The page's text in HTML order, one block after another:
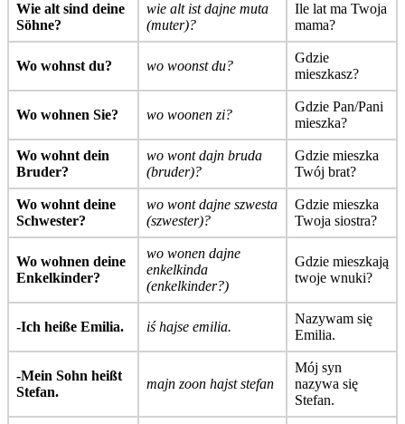
Wie alt sind deine
Söhne?
wie alt ist dajne muta
(muter)?
Ile lat ma Twoja
mama?
Wo wohnst du? wo woonst du?
Gdzie
mieszkasz?
Wo wohnen Sie? wo woonen zi?
Gdzie Pan/Pani
mieszka?
Wo wohnt dein
Bruder?
wo wont dajn bruda
(bruder)?
Gdzie mieszka
Twój brat?
Wo wohnt deine
Schwester?
wo wont dajne szwesta
(szwester)?
Gdzie mieszka
Twoja siostra?
Wo wohnen deine
Enkelkinder?
wo wonen dajne
enkelkinda
(enkelkinder?)
Gdzie mieszkają
twoje wnuki?
-Ich heiße Emilia. iś hajse emilia.
Nazywam się
Emilia.
-Mein Sohn heißt
Stefan.
majn zoon hajst stefan
Mój syn
nazywa się
Stefan.